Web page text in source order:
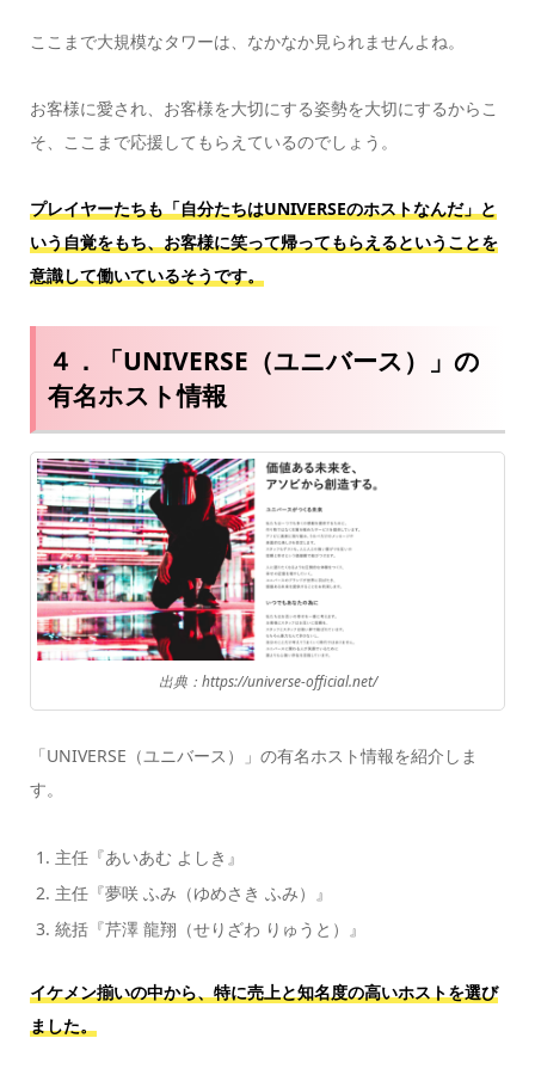
ここまで大規模なタワーは、なかなか見られませんよね。
お客様に愛され、お客様を大切にする姿勢を大切にするからこ
そ、ここまで応援してもらえているのでしょう。
プレイヤーたちも「自分たちはUNIVERSEのホストなんだ」と
いう自覚をもち、お客様に笑って帰ってもらえるということを
意識して働いているそうです。
４．「UNIVERSE（ユニバース）」の
有名ホスト情報
出典：https://universe-official.net/
「UNIVERSE（ユニバース）」の有名ホスト情報を紹介しま
す。
主任『あいあむ よしき』
主任『夢咲 ふみ（ゆめさき ふみ）』
統括『芹澤 龍翔（せりざわ りゅうと）』
イケメン揃いの中から、特に売上と知名度の高いホストを選び
ました。